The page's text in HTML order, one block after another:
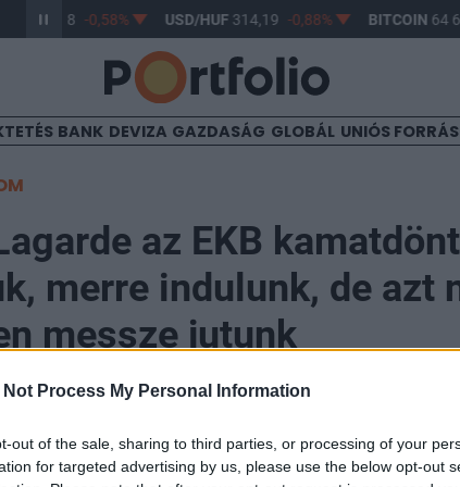
Not Process My Personal Information
out of the sale, sharing to third parties, or processing of your
for targeted advertising by us, please use the below opt-out
363,28 -0,58% USD/HUF314,19 -0,88% BITCOIN64
BANK DEVIZA GAZDASÁG GLOBÁL UNIÓS
az EKB
merre indulunk, de azt
messze jutunk
tette közzé kamatdöntéséről szóló közleményét,